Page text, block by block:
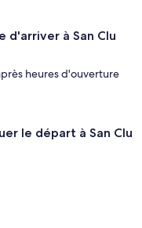
d'arriver à San Clu
heures d'ouverture
le départ à San Clu